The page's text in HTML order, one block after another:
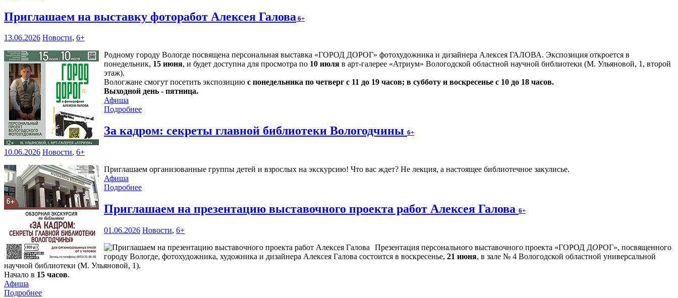
Приглашаем на выставку фоторабот Алексея Галова 6+
13.06.2026 Новости, 6+
Родному городу Вологде посвящена персональная выставка «ГОРОД ДОРОГ» фотохудожника и дизайнера Алексея ГАЛОВА. Экспозиция откроется в
понедельник, 15 июня, и будет доступна для просмотра по 10 июля в арт-галерее «Атриум» Вологодской областной научной библиотеки (М. Ульяновой, 1, второй
этаж).
Вологжане смогут посетить экспозицию с понедельника по четверг с 11 до 19 часов; в субботу и воскресенье с 10 до 18 часов.
Выходной день - пятница.
Афиша
Подробнее
За кадром: секреты главной библиотеки Вологодчины 6+
10.06.2026 Новости, 6+
Приглашаем организованные группы детей и взрослых на экскурсию! Что вас ждет? Не лекция, а настоящее библиотечное закулисье.
Афиша
Подробнее
Приглашаем на презентацию выставочного проекта работ Алексея Галова 6+
01.06.2026 Новости, 6+
Презентация персонального выставочного проекта «ГОРОД ДОРОГ», посвященного
городу Вологде, фотохудожника, художника и дизайнера Алексея Галова состоится в воскресенье, 21 июня, в зале № 4 Вологодской областной универсальной
научной библиотеки (М. Ульяновой, 1).
Начало в 15 часов.
Афиша
Подробнее